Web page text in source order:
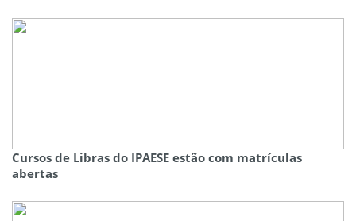
Cursos de Libras do IPAESE estão com matrículas
abertas